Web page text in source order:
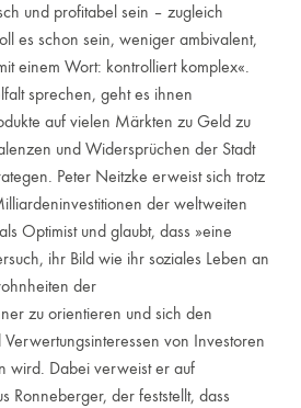
und profitabel sein – zugleich
es schon sein, weniger ambivalent,
einem Wort: kontrolliert komplex«.
sprechen, geht es ihnen
auf vielen Märkten zu Geld zu
und Widersprüchen der Stadt
Peter Neitzke erweist sich trotz
der weltweiten
Optimist und glaubt, dass »eine
ihr Bild wie ihr soziales Leben an
der
zu orientieren und sich den
von Investoren
wird. Dabei verweist er auf
Ronneberger, der feststellt, dass